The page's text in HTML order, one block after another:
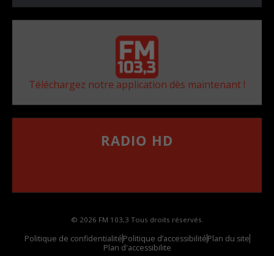
Téléchargez notre application dès maintenant !
RADIO HD
© 2026 FM 103,3 Tous droits réservés.
Politique de confidentialitéPolitique d’accessibilitéPlan du site
Plan d'accessibilite